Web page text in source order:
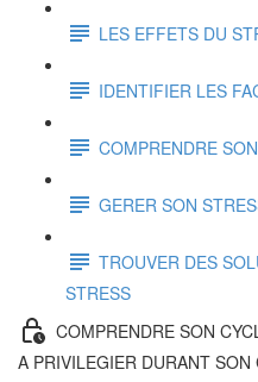
LES EFFETS DU
IDENTIFIER LES
COMPRENDRE
GERER SON
TROUVER DES
STRESS
COMPRENDRE SON
A PRIVILEGIER DURANT